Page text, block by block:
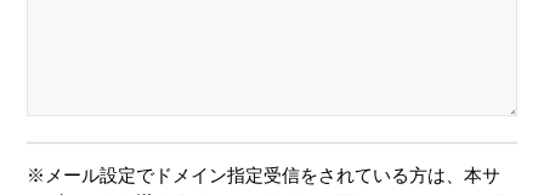
※メール設定でドメイン指定受信をされている方は、本サ